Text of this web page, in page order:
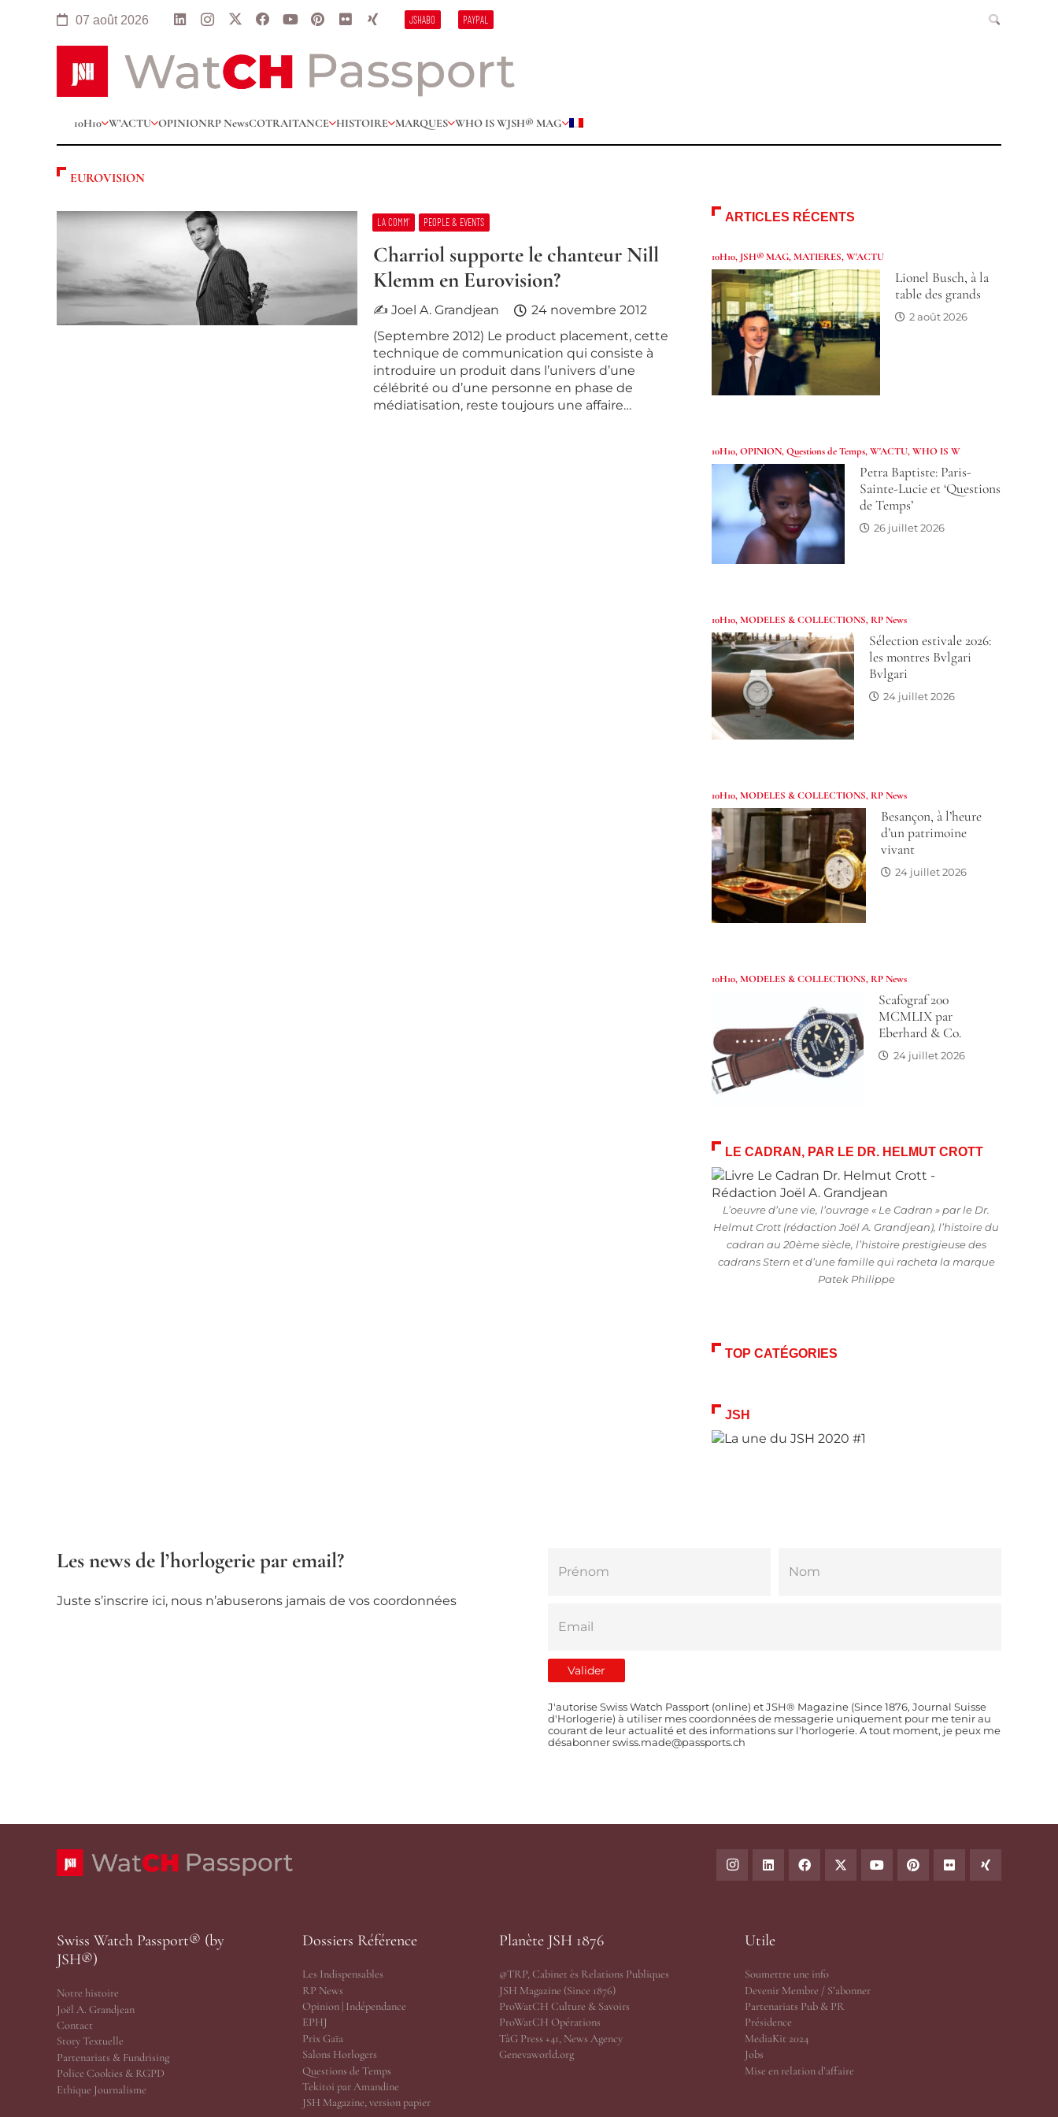
07 août 2026 JSHABO PAYPAL
10H10 W’ACTU OPINIONRP NewsCOTRAITANCE HISTOIRE MARQUES WHO IS WJSH® MAG
EUROVISION
LA COMM’ PEOPLE & EVENTS
Charriol supporte le chanteur Nill
Klemm en Eurovision?
✍ Joel A. Grandjean
24 novembre 2012
(Septembre 2012) Le product placement, cette
technique de communication qui consiste à
introduire un produit dans l’univers d’une
célébrité ou d’une personne en phase de
médiatisation, reste toujours une affaire…
ARTICLES RÉCENTS
10H10, JSH® MAG,MATIERES,W'ACTU
Lionel Busch, à la
table des grands
2 août 2026
10H10,OPINION,Questions de Temps,W'ACTU,WHO IS W
Petra Baptiste: Paris-
Sainte-Lucie et ‘Questions
de Temps’
26 juillet 2026
10H10,MODELES & COLLECTIONS, RP News
Sélection estivale 2026:
les montres Bvlgari
Bvlgari
24 juillet 2026
10H10,MODELES & COLLECTIONS, RP News
Besançon, à l’heure
d’un patrimoine
vivant
24 juillet 2026
10H10,MODELES & COLLECTIONS, RP News
Scafograf 200
MCMLIX par
Eberhard & Co.
24 juillet 2026
LE CADRAN, PAR LE DR. HELMUT CROTT
L’oeuvre d’une vie, l’ouvrage « Le Cadran » par le Dr.
Helmut Crott (rédaction Joël A. Grandjean), l’histoire du
cadran au 20ème siècle, l’histoire prestigieuse des
cadrans Stern et d’une famille qui racheta la marque
Patek Philippe
TOP CATÉGORIES
JSH
Les news de l’horlogerie par email?
Juste s’inscrire ici, nous n’abuserons jamais de vos coordonnées
J'autorise Swiss Watch Passport (online) et JSH® Magazine (Since 1876, Journal Suisse
d'Horlogerie) à utiliser mes coordonnées de messagerie uniquement pour me tenir au
courant de leur actualité et des informations sur l'horlogerie. A tout moment, je peux me
désabonner swiss.made@passports.ch
Swiss Watch Passport® (by
JSH®)
Notre histoire
Joël A. Grandjean
Contact
Story Textuelle
Partenariats & Fundrising
Police Cookies & RGPD
Ethique Journalisme
Dossiers Référence
Les Indispensables
RP News
Opinion | Indépendance
EPHJ
Prix Gaïa
Salons Horlogers
Questions de Temps
Tekitoi par Amandine
JSH Magazine, version papier
Planète JSH 1876
@TRP, Cabinet ès Relations Publiques
JSH Magazine (Since 1876)
ProWatCH Culture & Savoirs
ProWatCH Opérations
TàG Press +41, News Agency
Genevaworld.org
Utile
Soumettre une info
Devenir Membre / S’abonner
Partenariats Pub & PR
Présidence
MediaKit 2024
Jobs
Mise en relation d’affaire